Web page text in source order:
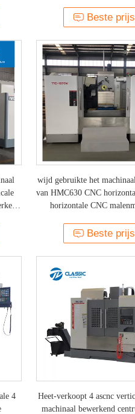
Beste prijs
wijd gebruikte het
van HMC630 CNC
horizontale CNC
Beste prijs
4
Heet-verkoopt 4 ascnc
machinaal bewerkend